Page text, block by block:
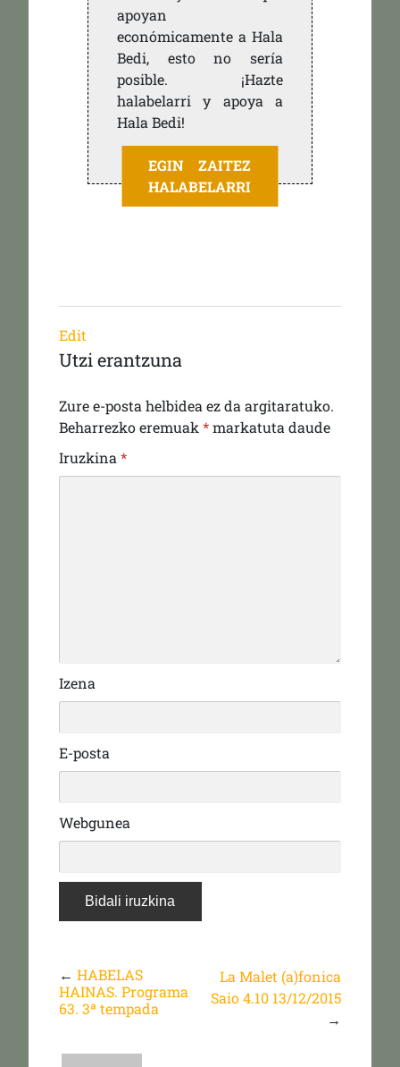
apoyan
económicamente a Hala
Bedi, esto no sería
posible. ¡Hazte
halabelarri y apoya a
Hala Bedi!
EGIN ZAITEZ
HALABELARRI
Edit
Utzi erantzuna
Zure e-posta helbidea ez da argitaratuko.
Beharrezko eremuak *markatuta daude
Iruzkina *
Izena
E-posta
Webgunea
← HABELAS
HAINAS. Programa
63. 3ª tempada
La Malet (a)fonica
Saio 4.10 13/12/2015
→